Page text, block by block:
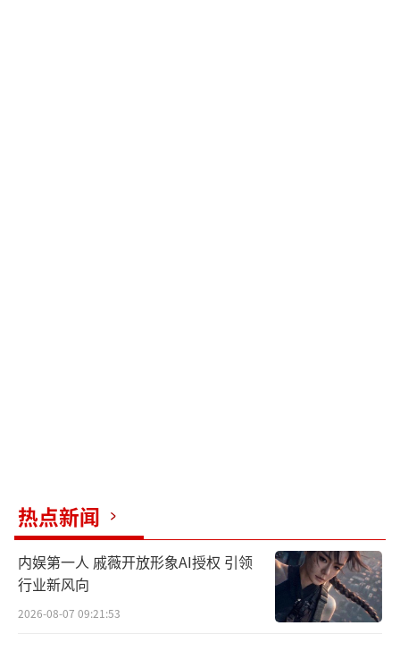
腿压在另一条腿上，会导致局部受压影响血液
循环，引起肌肉痉挛和惊醒。建议改变不良睡
眠姿势，交替使用双侧卧位和平躺卧位‌。
‌缺钙‌：钙摄入不足或丢失过多会导致缺
热点新闻
内娱第一人 戚薇开放形象AI授权 引领
行业新风向
2026-08-07 09:21:53